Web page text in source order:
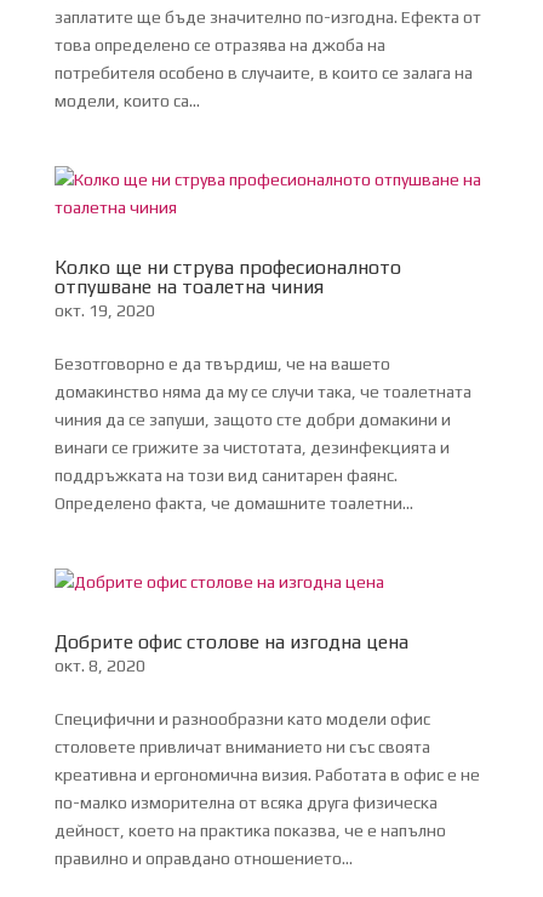
заплатите ще бъде значително по-изгодна. Ефекта от
това определено се отразява на джоба на
потребителя особено в случаите, в които се залага на
модели, които са...
Колко ще ни струва професионалното
отпушване на тоалетна чиния
окт. 19, 2020
Безотговорно е да твърдиш, че на вашето
домакинство няма да му се случи така, че тоалетната
чиния да се запуши, защото сте добри домакини и
винаги се грижите за чистотата, дезинфекцията и
поддръжката на този вид санитарен фаянс.
Определено факта, че домашните тоалетни...
Добрите офис столове на изгодна цена
окт. 8, 2020
Специфични и разнообразни като модели офис
столовете привличат вниманието ни със своята
креативна и ергономична визия. Работата в офис е не
по-малко изморителна от всяка друга физическа
дейност, което на практика показва, че е напълно
правилно и оправдано отношението...